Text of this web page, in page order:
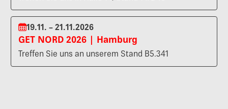
19.11. – 21.11.2026
GET NORD 2026 | Hamburg
Treffen Sie uns an unserem Stand B5.341